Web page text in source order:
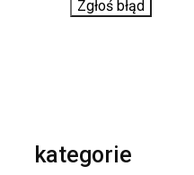
Zgłoś błąd
kategorie